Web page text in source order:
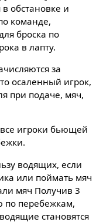
обстановке и
команде,
броска по
в лапту.
за
осаленный игрок,
при подаче, мяч,
игроки бьющей
водящих, если
или поймать мяч
мяч Получив 3
по перебежкам,
становятся